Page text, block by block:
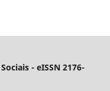
- eISSN 2176-